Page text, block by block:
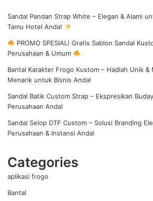
Sandal Pandan Strap White – Elegan & Alami
Tamu Hotel Anda!
PROMO SPESIAL! Gratis Sablon Sandal
Perusahaan & Umum
Bantal Karakter Frogo Kustom – Hadiah Unik &
Menarik untuk Bisnis Anda!
Sandal Batik Custom Strap – Ekspresikan
Perusahaan Anda!
Sandal Selop DTF Custom – Solusi Branding
Perusahaan & Instansi Anda!
Categories
aplikasi frogo
Bantal